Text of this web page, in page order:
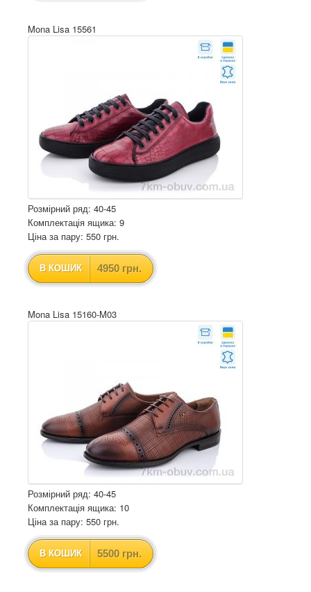
Mona Lisa 15561
Розмірний ряд: 40-45
Комплектація ящика: 9
Ціна за пару: 550 грн.
В КОШИК 4950 грн.
Mona Lisa 15160-M03
Розмірний ряд: 40-45
Комплектація ящика: 10
Ціна за пару: 550 грн.
В КОШИК 5500 грн.